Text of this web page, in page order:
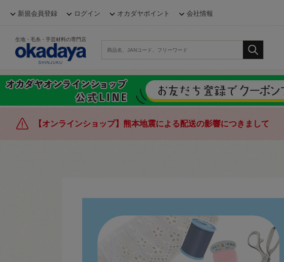
新規会員登録 ログイン オカダヤポイント 会社情報
生地・毛糸・手芸材料の専門店
【オンラインショップ】熊本地震による配送の影響につきまして